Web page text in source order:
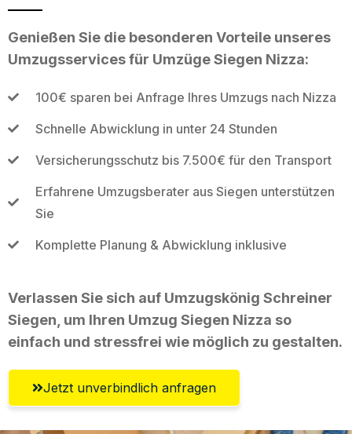
Genießen Sie die besonderen Vorteile unseres
Umzugsservices für Umzüge Siegen Nizza:
100€ sparen bei Anfrage Ihres Umzugs nach Nizza
Schnelle Abwicklung in unter 24 Stunden
Versicherungsschutz bis 7.500€ für den Transport
Erfahrene Umzugsberater aus Siegen unterstützen
Sie
Komplette Planung & Abwicklung inklusive
Verlassen Sie sich auf Umzugskönig Schreiner
Siegen, um Ihren Umzug Siegen Nizza so
einfach und stressfrei wie möglich zu gestalten.
Jetzt unverbindlich anfragen